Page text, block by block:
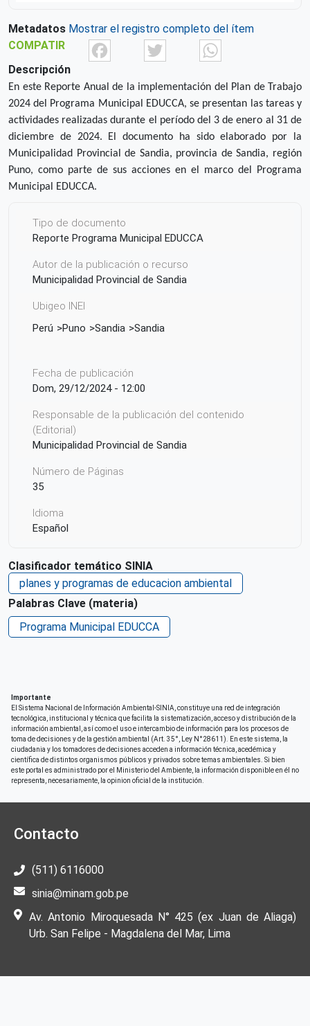
Metadatos Mostrar el registro completo del ítem
COMPATIR
FacebookTwitter
Descripción
En este Reporte Anual de la implementación del Plan de Trabajo
2024 del Programa Municipal EDUCCA, se presentan las tareas y
actividades realizadas durante el período del 3 de enero al 31 de
diciembre de 2024. El documento ha sido elaborado por la
Municipalidad Provincial de Sandia, provincia de Sandia, región
Puno, como parte de sus acciones en el marco del Programa
Municipal EDUCCA.
Tipo de documento
Reporte Programa Municipal EDUCCA
Autor de la publicación o recurso
Municipalidad Provincial de Sandia
Ubigeo INEI
Perú
Puno Sandia Sandia
Fecha de publicación
Dom, 29/12/2024 - 12:00
Responsable de la publicación del contenido
(Editorial)
Municipalidad Provincial de Sandia
Número de Páginas
35
Idioma
Español
Perú
Derechos de acceso
Acceso irrestricto a todo su contenido
Repositorio de origen
Clasificador temático SINIA
planes y programas de educacion ambiental
Palabras Clave (materia)
Programa Municipal EDUCCA
Importante
El Sistema Nacional de Información Ambiental-SINIA, constituye una red de integración
tecnológica, institucional y técnica que facilita la sistematización, acceso y distribución de la
información ambiental, así como el uso e intercambio de información para los procesos de
toma de decisiones y de la gestión ambiental (Art. 35°, Ley N°28611). En este sistema, la
ciudadania y los tomadores de decisiones acceden a información técnica, acedémica y
científica de distintos organismos públicos y privados sobre temas ambientales. Si bien
este portal es administrado por el Ministerio del Ambiente, la información disponible en él no
representa, necesariamente, la opinion oficial de la institución.
Contacto
(511) 6116000
sinia@minam.gob.pe
Av. Antonio Miroquesada N° 425 (ex Juan de Aliaga)
Urb. San Felipe - Magdalena del Mar, Lima